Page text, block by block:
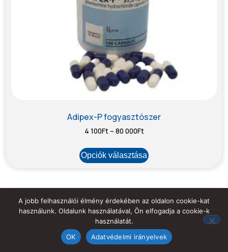
Adipex-P fogyasztószer
4 100Ft – 80 000Ft
Opciók választása
A jobb felhasználói élmény érdekében az oldalon cookie-kat
használunk. Oldalunk használatával, Ön elfogadja a cookie-k
használatát.
OK
Adatvédelmi irányelvek